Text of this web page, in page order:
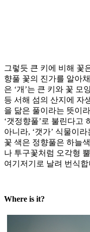
그렇듯 큰 키에 비해 꽃
향풀 꽃의 진가를 알아
은 ‘개’는 큰 키와 꽃 모
등 서해 섬의 산지에 자
을 닮은 풀이라는 뜻이
‘갯정향풀’로 불린다고
아니라, ‘갯가’ 식물이
꽃 색은 정향풀은 하늘
나 투구꽃처럼 오각형
여기저기로 날려 번식합
Where is it?